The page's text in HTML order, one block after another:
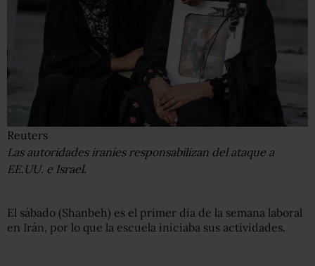
Reuters
Las autoridades iraníes responsabilizan del ataque a
EE.UU. e Israel.
El sábado (Shanbeh) es el primer día de la semana laboral
en Irán, por lo que la escuela iniciaba sus actividades.